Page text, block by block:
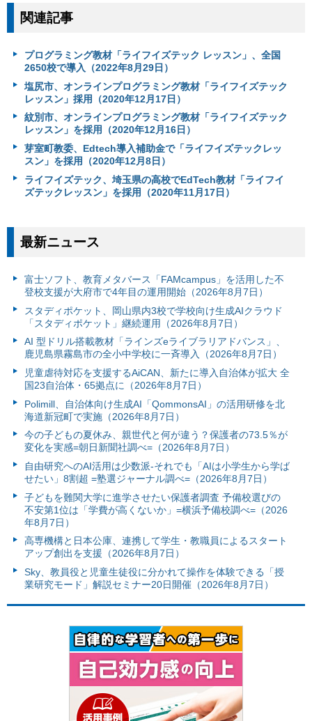
関連記事
プログラミング教材「ライフイズテック レッスン」、全国
2650校で導入（2022年8月29日）
塩尻市、オンラインプログラミング教材「ライフイズテック
レッスン」採用（2020年12月17日）
紋別市、オンラインプログラミング教材「ライフイズテック
レッスン」を採用（2020年12月16日）
芽室町教委、Edtech導入補助金で「ライフイズテックレッ
スン」を採用（2020年12月8日）
ライフイズテック、埼玉県の高校でEdTech教材「ライフイ
ズテックレッスン」を採用（2020年11月17日）
最新ニュース
富⼠ソフト、教育メタバース「FAMcampus」を活用した不
登校支援が大府市で4年目の運用開始（2026年8月7日）
スタディポケット、岡山県内3校で学校向け生成AIクラウド
「スタディポケット」継続運用（2026年8月7日）
AI 型ドリル搭載教材「ラインズeライブラリアドバンス」、
鹿児島県霧島市の全小中学校に一斉導入（2026年8月7日）
児童虐待対応を支援するAiCAN、新たに導入自治体が拡大 全
国23自治体・65拠点に（2026年8月7日）
Polimill、自治体向け生成AI「QommonsAI」の活用研修を北
海道新冠町で実施（2026年8月7日）
今の子どもの夏休み、親世代と何が違う？保護者の73.5％が
変化を実感=朝日新聞社調べ=（2026年8月7日）
自由研究へのAI活用は少数派-それでも「AIは小学生から学ば
せたい」8割超 =塾選ジャーナル調べ=（2026年8月7日）
子どもを難関大学に進学させたい保護者調査 予備校選びの
不安第1位は「学費が高くないか」=横浜予備校調べ=（2026
年8月7日）
高専機構と日本公庫、連携して学生・教職員によるスタート
アップ創出を支援（2026年8月7日）
Sky、教員役と児童生徒役に分かれて操作を体験できる「授
業研究モード」解説セミナー20日開催（2026年8月7日）